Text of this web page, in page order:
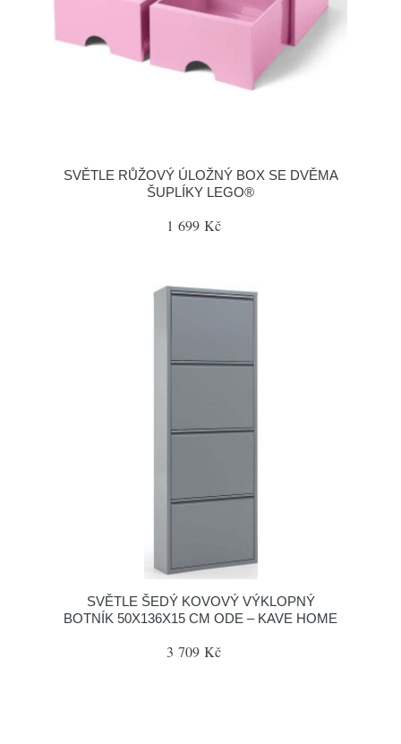
SVĚTLE RŮŽOVÝ ÚLOŽNÝ BOX SE DVĚMA
ŠUPLÍKY LEGO®
1 699 Kč
SVĚTLE ŠEDÝ KOVOVÝ VÝKLOPNÝ
BOTNÍK 50X136X15 CM ODE – KAVE HOME
3 709 Kč